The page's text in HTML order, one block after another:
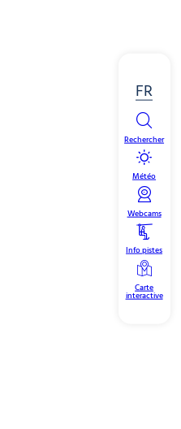
FR
Rechercher
Météo
Webcams
Info pistes
Carte
interactive